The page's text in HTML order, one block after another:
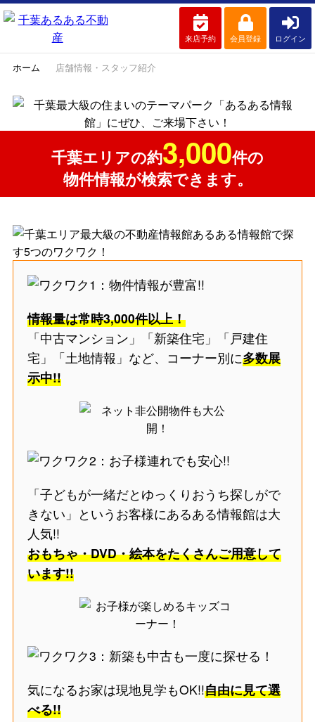
来店予約 会員登録 ログイン
ホーム 店舗情報・スタッフ紹介
千葉エリアの約3,000件の
物件情報が検索できます。
情報量は常時3,000件以上！
「中古マンション」「新築住宅」「戸建住
宅」「土地情報」など、コーナー別に多数展
示中!!
「子どもが一緒だとゆっくりおうち探しがで
きない」というお客様にあるある情報館は大
人気!!
おもちゃ・DVD・絵本をたくさんご用意して
います!!
気になるお家は現地見学もOK!!自由に見て選
べる!!